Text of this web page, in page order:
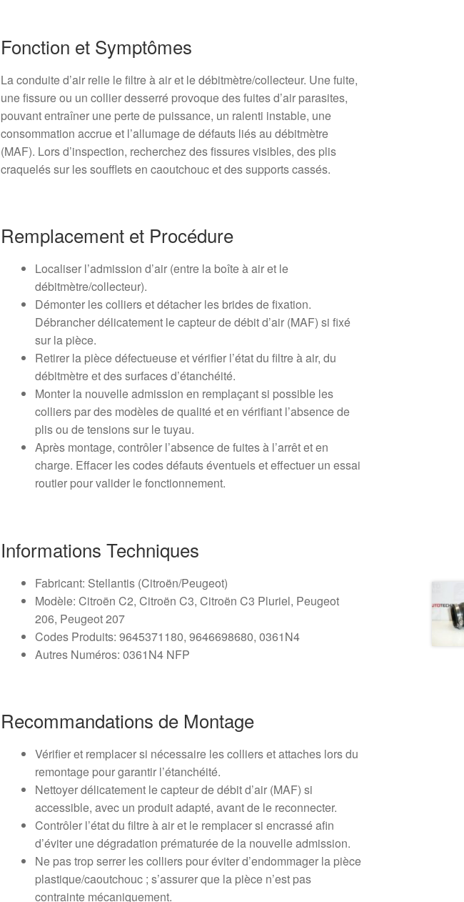
Fonction et Symptômes
La conduite d’air relie le filtre à air et le débitmètre/collecteur. Une fuite,
une fissure ou un collier desserré provoque des fuites d’air parasites,
pouvant entraîner une perte de puissance, un ralenti instable, une
consommation accrue et l’allumage de défauts liés au débitmètre
(MAF). Lors d’inspection, recherchez des fissures visibles, des plis
craquelés sur les soufflets en caoutchouc et des supports cassés.
Remplacement et Procédure
Localiser l’admission d’air (entre la boîte à air et le
débitmètre/collecteur).
Démonter les colliers et détacher les brides de fixation.
Débrancher délicatement le capteur de débit d’air (MAF) si fixé
sur la pièce.
Retirer la pièce défectueuse et vérifier l’état du filtre à air, du
débitmètre et des surfaces d’étanchéité.
Monter la nouvelle admission en remplaçant si possible les
colliers par des modèles de qualité et en vérifiant l’absence de
plis ou de tensions sur le tuyau.
Après montage, contrôler l’absence de fuites à l’arrêt et en
charge. Effacer les codes défauts éventuels et effectuer un essai
routier pour valider le fonctionnement.
Informations Techniques
Fabricant: Stellantis (Citroën/Peugeot)
Modèle: Citroën C2, Citroën C3, Citroën C3 Pluriel, Peugeot
206, Peugeot 207
Codes Produits: 9645371180, 9646698680, 0361N4
Autres Numéros: 0361N4 NFP
Recommandations de Montage
Vérifier et remplacer si nécessaire les colliers et attaches lors du
remontage pour garantir l’étanchéité.
Nettoyer délicatement le capteur de débit d’air (MAF) si
accessible, avec un produit adapté, avant de le reconnecter.
Contrôler l’état du filtre à air et le remplacer si encrassé afin
d’éviter une dégradation prématurée de la nouvelle admission.
Ne pas trop serrer les colliers pour éviter d’endommager la pièce
plastique/caoutchouc ; s’assurer que la pièce n’est pas
contrainte mécaniquement.